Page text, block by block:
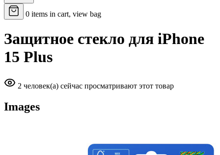
0 items in cart, view bag
Защитное стекло для iPhone
15 Plus
2 человек(а) сейчас просматривают этот товар
Images